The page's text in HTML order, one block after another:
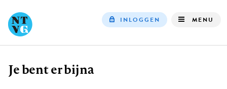
INLOGGEN MENU
Kruimelpad
Je bent er bijna